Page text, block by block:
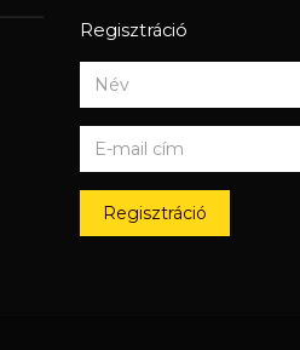
Regisztráció
Regisztráció